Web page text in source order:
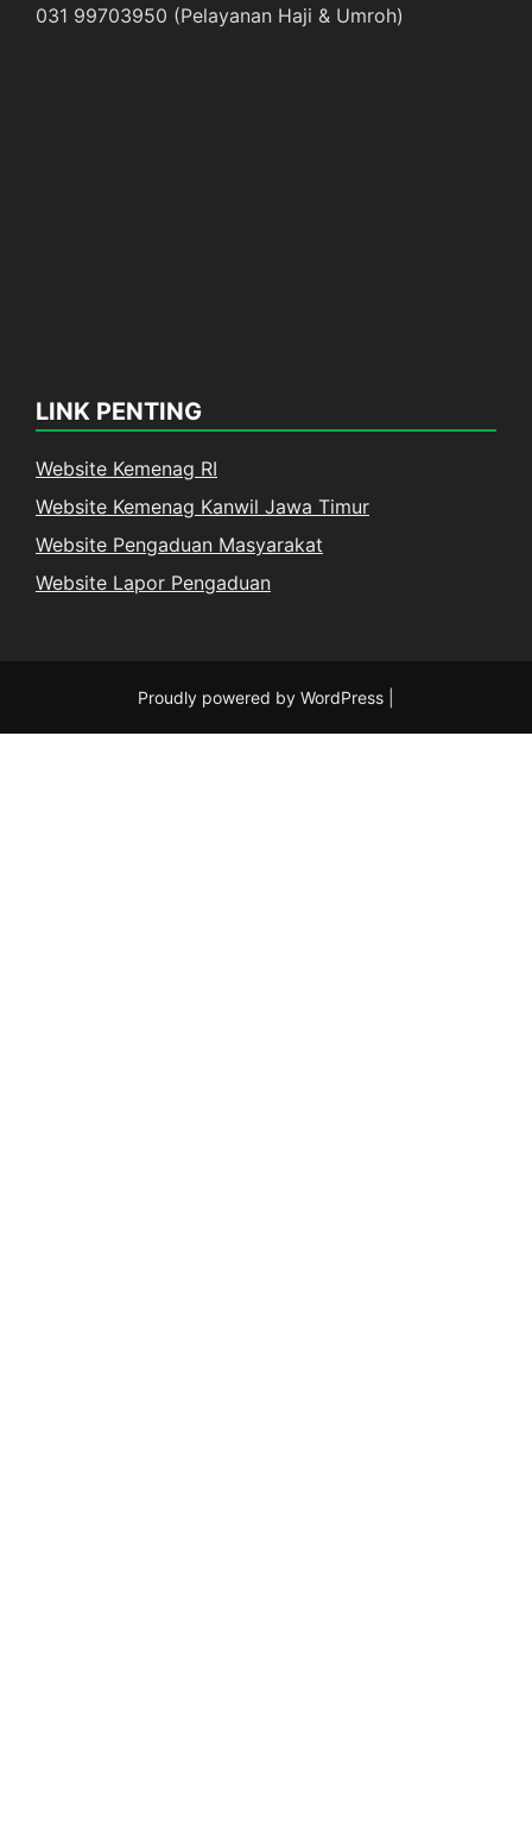
031 99703950 (Pelayanan Haji & Umroh)
LINK PENTING
Website Kemenag RI
Website Kemenag Kanwil Jawa Timur
Website Pengaduan Masyarakat
Website Lapor Pengaduan
Proudly powered by WordPress